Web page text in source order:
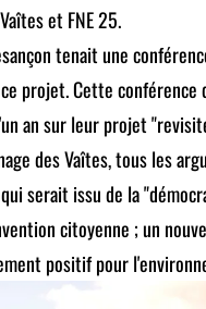
et FNE 25.
tenait une
projet. Cette
an sur leur projet
des Vaîtes, tous les
serait issu de la
citoyenne ; un
positif pour